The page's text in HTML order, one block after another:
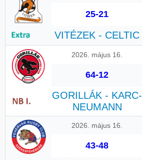
25-21
VITÉZEK - CELTIC
2026. május 16.
64-12
GORILLÁK - KARC-
NEUMANN
2026. május 16.
43-48